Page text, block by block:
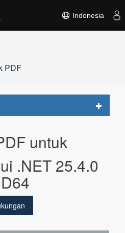
Indonesia
PDF
Toggle
untuk
.NET 25.4.0